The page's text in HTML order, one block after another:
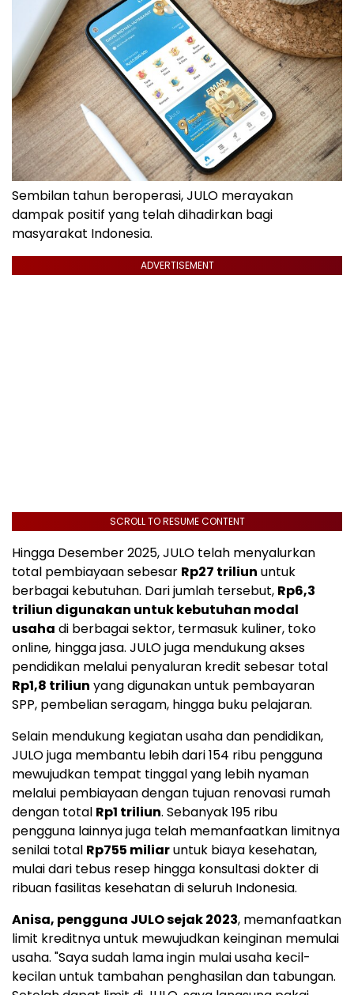
Sembilan tahun beroperasi, JULO merayakan
dampak positif yang telah dihadirkan bagi
masyarakat Indonesia.
ADVERTISEMENT
SCROLL TO RESUME CONTENT
Hingga Desember 2025, JULO telah menyalurkan
total pembiayaan sebesar Rp27 triliun untuk
berbagai kebutuhan. Dari jumlah tersebut, Rp6,3
triliun digunakan untuk kebutuhan modal
usaha di berbagai sektor, termasuk kuliner, toko
online, hingga jasa. JULO juga mendukung akses
pendidikan melalui penyaluran kredit sebesar total
Rp1,8 triliun yang digunakan untuk pembayaran
SPP, pembelian seragam, hingga buku pelajaran.
Selain mendukung kegiatan usaha dan pendidikan,
JULO juga membantu lebih dari 154 ribu pengguna
mewujudkan tempat tinggal yang lebih nyaman
melalui pembiayaan dengan tujuan renovasi rumah
dengan total Rp1 triliun. Sebanyak 195 ribu
pengguna lainnya juga telah memanfaatkan limitnya
senilai total Rp755 miliaruntuk biaya kesehatan,
mulai dari tebus resep hingga konsultasi dokter di
ribuan fasilitas kesehatan di seluruh Indonesia.
Anisa, pengguna JULO sejak 2023, memanfaatkan
limit kreditnya untuk mewujudkan keinginan memulai
usaha. "Saya sudah lama ingin mulai usaha kecil-
kecilan untuk tambahan penghasilan dan tabungan.